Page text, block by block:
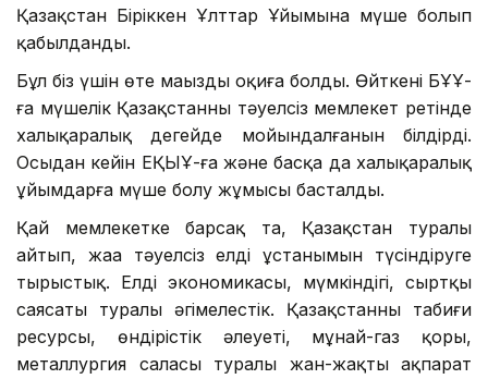
Қазақстан Біріккен Ұлттар Ұйымына мүше болып
қабылданды.
Бұл біз үшін өте маңызды оқиға болды. Өйткені БҰҰ-
ға мүшелік Қазақстанның тәуелсіз мемлекет ретінде
халықаралық деңгейде мойындалғанын білдірді.
Осыдан кейін ЕҚЫҰ-ға және басқа да халықаралық
ұйымдарға мүше болу жұмысы басталды.
Қай мемлекетке барсақ та, Қазақстан туралы
айтып, жаңа тәуелсіз елдің ұстанымын түсіндіруге
тырыстық. Елдің экономикасы, мүмкіндігі, сыртқы
саясаты туралы әңгімелестік. Қазақстанның табиғи
ресурсы, өндірістік әлеуеті, мұнай-газ қоры,
металлургия саласы туралы жан-жақты ақпарат